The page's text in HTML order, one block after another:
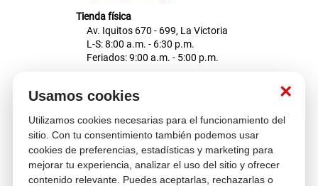
×
Usamos cookies
Utilizamos cookies necesarias para el funcionamiento del
sitio. Con tu consentimiento también podemos usar
cookies de preferencias, estadísticas y marketing para
mejorar tu experiencia, analizar el uso del sitio y ofrecer
contenido relevante. Puedes aceptarlas, rechazarlas o
Tienda física
Av. Iquitos 670 - 699, La Victoria
L-S: 8:00 a.m. - 6:30 p.m.
Feriados: 9:00 a.m. - 5:00 p.m.
Atención al cliente
Descubre más